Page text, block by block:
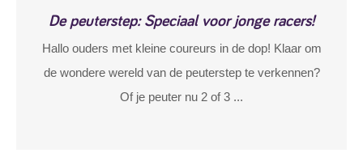
De peuterstep: Speciaal voor jonge racers!
Hallo ouders met kleine coureurs in de dop! Klaar om
de wondere wereld van de peuterstep te verkennen?
Of je peuter nu 2 of 3 ...